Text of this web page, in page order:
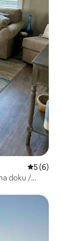
Średnia
5 (6)
doku /